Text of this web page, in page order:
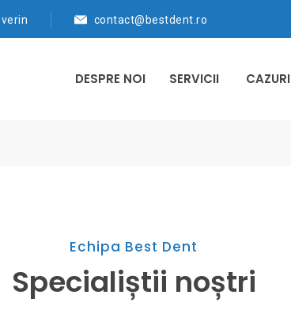
contact@bestdent.ro
DESPRE NOI SERVICII CAZURI
Echipa Best Dent
Specialiștii noștri